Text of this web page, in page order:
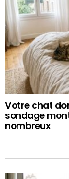
Votre chat
sondage
nombreux